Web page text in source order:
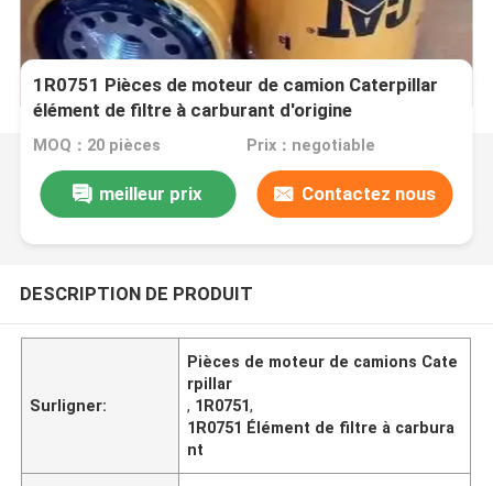
1R0751 Pièces de moteur de camion Caterpillar
élément de filtre à carburant d'origine
MOQ：20 pièces Prix：negotiable
meilleur prix Contactez nous
DESCRIPTION DE PRODUIT
Surligner:
Pièces de moteur de camions Cate
rpillar
, 1R0751,
1R0751 Élément de filtre à carbura
nt